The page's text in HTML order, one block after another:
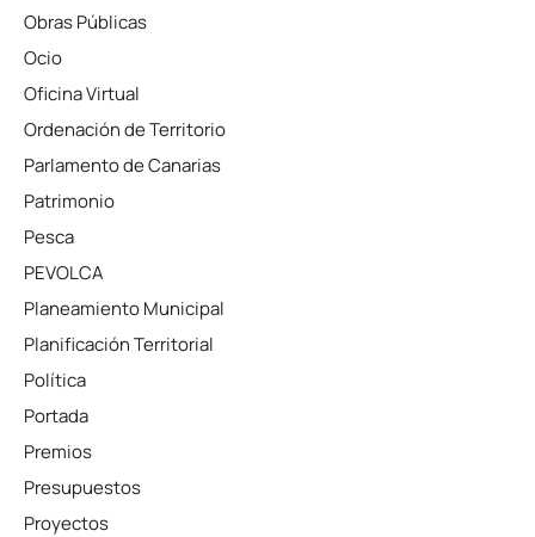
Obras Públicas
Ocio
Oficina Virtual
Ordenación de Territorio
Parlamento de Canarias
Patrimonio
Pesca
PEVOLCA
Planeamiento Municipal
Planificación Territorial
Política
Portada
Premios
Presupuestos
Proyectos